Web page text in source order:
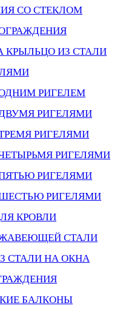
СО СТЕКЛОМ
КРЫЛЬЦО ИЗ СТАЛИ
РИГЕЛЕМ
РИГЕЛЯМИ
РИГЕЛЯМИ
РИГЕЛЯМИ
РИГЕЛЯМИ
РИГЕЛЯМИ
КРОВЛИ
СТАЛИ
СТАЛИ НА ОКНА
БАЛКОНЫ